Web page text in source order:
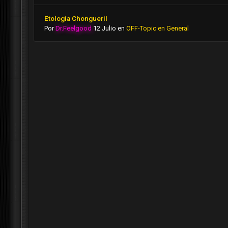
Etología Chongueril
PorDr.Feelgood 12 Julio en OFF-Topic en General